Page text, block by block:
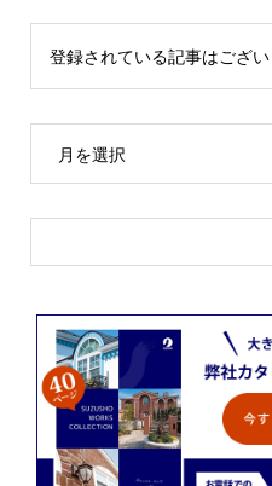
登録されている記事はござい
月を選択